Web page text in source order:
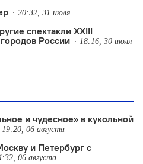
20:32, 31 июля
спектакли XXIII
России
18:16, 30 июля
и чудесное» в кукольной
19:20, 06 августа
и Петербург с
06 августа